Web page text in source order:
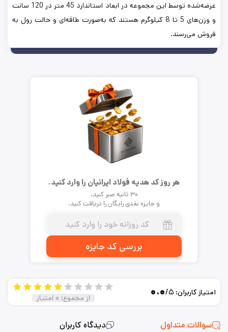
عرضه‌شده توسط این مجموعه در ابعاد استاندارد 45 متر در 120 سانت
و وزن‌های 5 تا 8 کیلوگرم هستند که به‌صورت طاقه‌ای و حالت رول به
فروش می‌رسند.
هر روز کد هدیه فولاد ایرانیان را وارد کنید.
۳۰ ثانیه صبر کنید.
و جایزه نقدی رایگان را دریافت کنید.
بررسی کد جایزه
سوالات متداول دیدگاه کاربران
امتیاز کاربران: ۰.۰/۵
از مجموع: ۰ امتیاز